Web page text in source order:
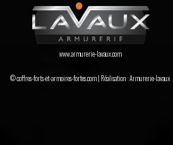
www.armurerie-lavaux.com
© coffres-forts-et-armoires-fortes.com | Réalisation :Armurerie-lavaux